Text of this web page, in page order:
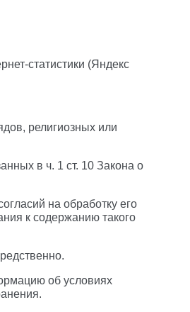
статистики (Яндекс
религиозных или
в ч. 1 ст. 10 Закона о
на обработку его
к содержанию такого
об условиях